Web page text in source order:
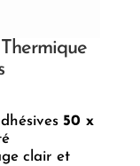
50 x
clair et